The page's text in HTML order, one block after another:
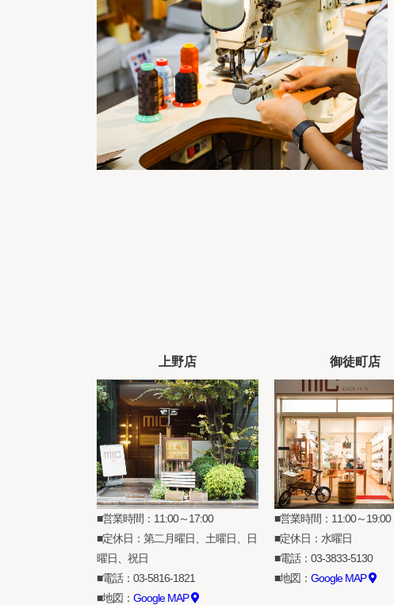
上野店
営業時間：11:00～17:00
定休日：第二月曜日、土曜日、日
曜日、祝日
電話： 03-5816-1821
地図： Google MAP
御徒町店
営業時間：11:00～19:00
定休日：水曜日
電話： 03-3833-5130
地図： Google MAP